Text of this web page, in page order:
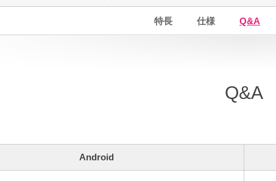
特長 仕様 Q&A
Q&A
Android